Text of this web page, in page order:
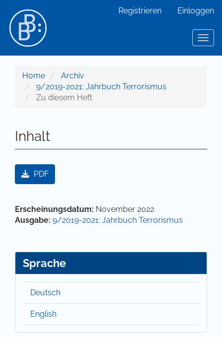
Hauptinhalt
Sidebar
Registrieren Einloggen
Home
Archiv
9/2019-2021: Jahrbuch Terrorismus
Zu diesem Heft
Inhalt
Artikel-Sidebar
PDF
Hauptsächlicher Artikelinhalt
Artikel-Details
Erscheinungsdatum: November 2022
Ausgabe: 9/2019-2021: Jahrbuch Terrorismus
Sprache
Deutsch
English